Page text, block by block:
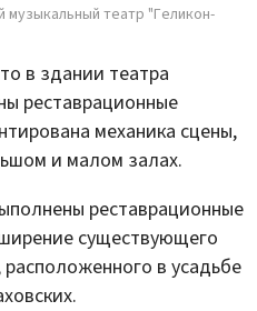
музыкальный театр "Геликон-
в здании театра
реставрационные
механика сцены,
и малом залах.
реставрационные
существующего
в усадьбе